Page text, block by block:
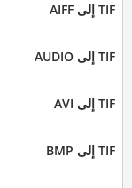
TIF إلى AIFF
TIF إلى AUDIO
TIF إلى AVI
TIF إلى BMP